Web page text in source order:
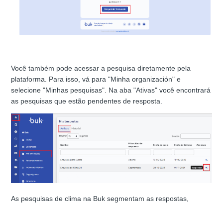
Você também pode acessar a pesquisa diretamente pela
plataforma. Para isso, vá para "Minha organización" e
selecione "Minhas pesquisas". Na aba "Ativas" você encontrará
as pesquisas que estão pendentes de resposta.
As pesquisas de clima na Buk segmentam as respostas,